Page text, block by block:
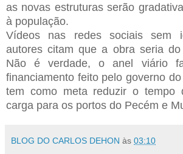
as novas estruturas serão
à população.
Vídeos nas redes sociais sem
autores citam que a obra seria do
Não é verdade, o anel viário
financiamento feito pelo governo
tem como meta reduzir o tempo
carga para os portos do Pecém e
BLOG DO CARLOS DEHON às 03:10